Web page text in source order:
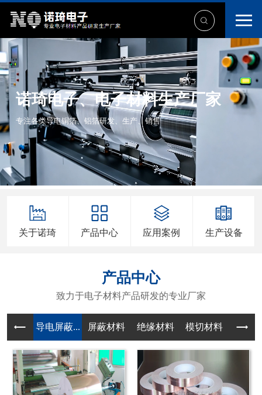
诺琦电子、电子材料生产厂家
专注各类导电铜箔、铝箔研发、生产、销售
关于诺琦 产品中心 应用案例 生产设备
产品中心
致力于电子材料产品研发的专业厂家
导电屏蔽... 屏蔽材料 绝缘材料 模切材料